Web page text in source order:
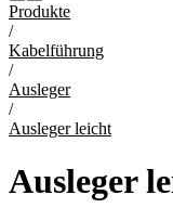
Produkte
/
Kabelführung
/
Ausleger
/
Ausleger leicht
Ausleger